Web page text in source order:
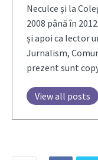
Neculce și la
2008 până în
și apoi ca lector
Jurnalism,
prezent sunt
View all posts